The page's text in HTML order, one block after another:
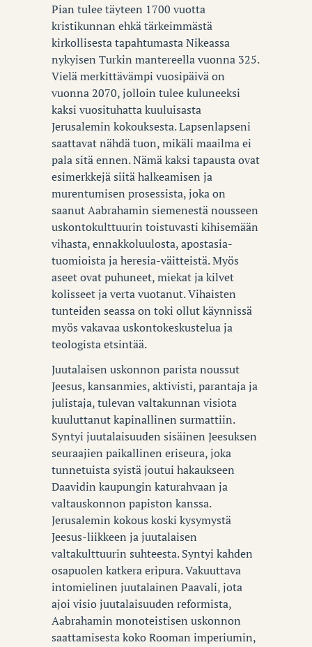
Pian tulee täyteen 1700 vuotta
kristikunnan ehkä tärkeimmästä
kirkollisesta tapahtumasta Nikeassa
nykyisen Turkin mantereella vuonna 325.
Vielä merkittävämpi vuosipäivä on
vuonna 2070, jolloin tulee kuluneeksi
kaksi vuosituhatta kuuluisasta
Jerusalemin kokouksesta. Lapsenlapseni
saattavat nähdä tuon, mikäli maailma ei
pala sitä ennen. Nämä kaksi tapausta ovat
esimerkkejä siitä halkeamisen ja
murentumisen prosessista, joka on
saanut Aabrahamin siemenestä nousseen
uskontokulttuurin toistuvasti kihisemään
vihasta, ennakkoluulosta, apostasia-
tuomioista ja heresia-väitteistä. Myös
aseet ovat puhuneet, miekat ja kilvet
kolisseet ja verta vuotanut. Vihaisten
tunteiden seassa on toki ollut käynnissä
myös vakavaa uskontokeskustelua ja
teologista etsintää.
Juutalaisen uskonnon parista noussut
Jeesus, kansanmies, aktivisti, parantaja ja
julistaja, tulevan valtakunnan visiota
kuuluttanut kapinallinen surmattiin.
Syntyi juutalaisuuden sisäinen Jeesuksen
seuraajien paikallinen eriseura, joka
tunnetuista syistä joutui hakaukseen
Daavidin kaupungin katurahvaan ja
valtauskonnon papiston kanssa.
Jerusalemin kokous koski kysymystä
Jeesus-liikkeen ja juutalaisen
valtakulttuurin suhteesta. Syntyi kahden
osapuolen katkera eripura. Vakuuttava
intomielinen juutalainen Paavali, jota
ajoi visio juutalaisuuden reformista,
Aabrahamin monoteistisen uskonnon
saattamisesta koko Rooman imperiumin,